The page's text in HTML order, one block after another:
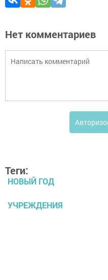
Нет комментариев
Теги:
НОВЫЙ ГОД
УЧРЕЖДЕНИЯ